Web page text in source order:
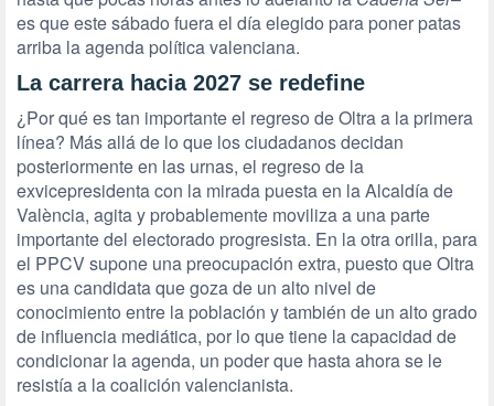
es que este sábado fuera el día elegido para poner patas
arriba la agenda política valenciana.
La carrera hacia 2027 se redefine
¿Por qué es tan importante el regreso de Oltra a la primera
línea? Más allá de lo que los ciudadanos decidan
posteriormente en las urnas, el regreso de la
exvicepresidenta con la mirada puesta en la Alcaldía de
València, agita y probablemente moviliza a una parte
importante del electorado progresista. En la otra orilla, para
el PPCV supone una preocupación extra, puesto que Oltra
es una candidata que goza de un alto nivel de
conocimiento entre la población y también de un alto grado
de influencia mediática, por lo que tiene la capacidad de
condicionar la agenda, un poder que hasta ahora se le
resistía a la coalición valencianista.